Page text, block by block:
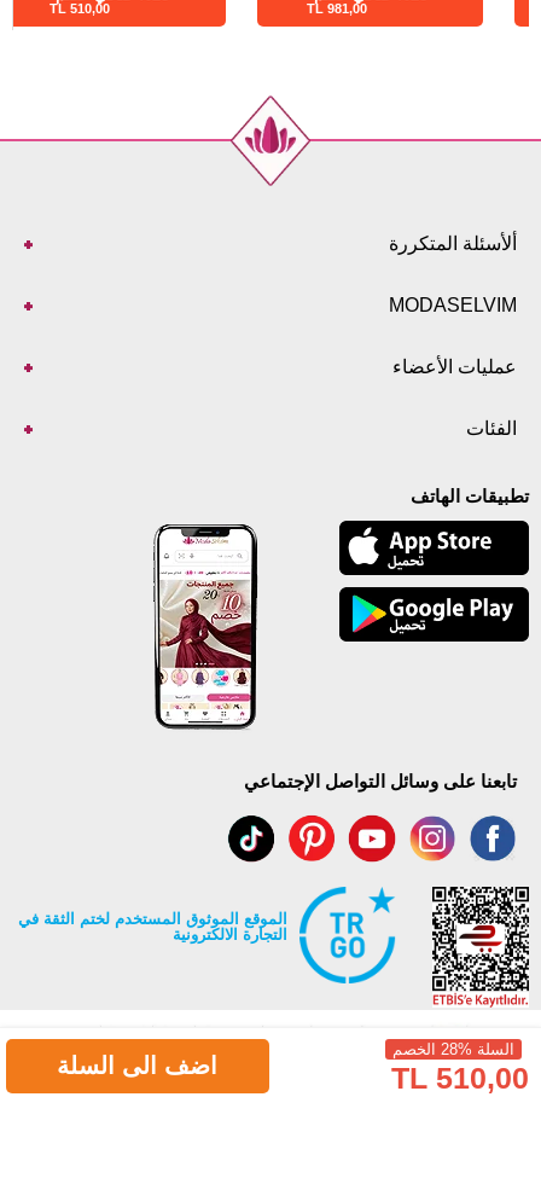
السلة %28 الخصم
510,00 TL اضف الى السلة
981,00 TL 725,40 TL
ألأسئلة المتكررة
MODASELVIM
عمليات الأعضاء
الفئات
تطبيقات الهاتف
تابعنا على وسائل التواصل الإجتماعي
الموقع الموثوق المستخدم لختم الثقة في
التجارة الالكترونية
جميع حقوق Modaselvim محفوظة ©2026